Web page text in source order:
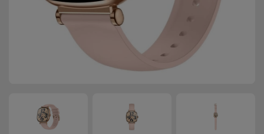
Samsung
Oppo
Apple Watch
Recondicionados
Recondicionados
Adaptadores
Carregadores